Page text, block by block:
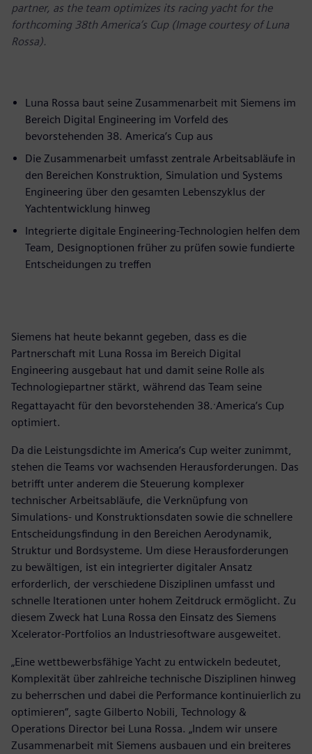
partner, as the team optimizes its racing yacht for the
forthcoming 38th America’s Cup (Image courtesy of Luna
Rossa).
Luna Rossa baut seine Zusammenarbeit mit Siemens im
Bereich Digital Engineering im Vorfeld des
bevorstehenden 38. America’s Cup aus
Die Zusammenarbeit umfasst zentrale Arbeitsabläufe in
den Bereichen Konstruktion, Simulation und Systems
Engineering über den gesamten Lebenszyklus der
Yachtentwicklung hinweg
Integrierte digitale Engineering-Technologien helfen dem
Team, Designoptionen früher zu prüfen sowie fundierte
Entscheidungen zu treffen
Siemens hat heute bekannt gegeben, dass es die
Partnerschaft mit Luna Rossa im Bereich Digital
Engineering ausgebaut hat und damit seine Rolle als
Technologiepartner stärkt, während das Team seine
Regattayacht für den bevorstehenden 38..America’s Cup
optimiert.
Da die Leistungsdichte im America’s Cup weiter zunimmt,
stehen die Teams vor wachsenden Herausforderungen. Das
betrifft unter anderem die Steuerung komplexer
technischer Arbeitsabläufe, die Verknüpfung von
Simulations- und Konstruktionsdaten sowie die schnellere
Entscheidungsfindung in den Bereichen Aerodynamik,
Struktur und Bordsysteme. Um diese Herausforderungen
zu bewältigen, ist ein integrierter digitaler Ansatz
erforderlich, der verschiedene Disziplinen umfasst und
schnelle Iterationen unter hohem Zeitdruck ermöglicht. Zu
diesem Zweck hat Luna Rossa den Einsatz des Siemens
Xcelerator-Portfolios an Industriesoftware ausgeweitet.
„Eine wettbewerbsfähige Yacht zu entwickeln bedeutet,
Komplexität über zahlreiche technische Disziplinen hinweg
zu beherrschen und dabei die Performance kontinuierlich zu
optimieren“, sagte Gilberto Nobili, Technology &
Operations Director bei Luna Rossa. „Indem wir unsere
Zusammenarbeit mit Siemens ausbauen und ein breiteres